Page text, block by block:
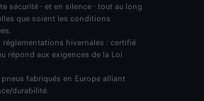
sécurité - et en silence - tout au long
que soient les conditions
réglementations hivernales : certifié
répond aux exigences de la Loi
fabriqués en Europe alliant
durabilité.